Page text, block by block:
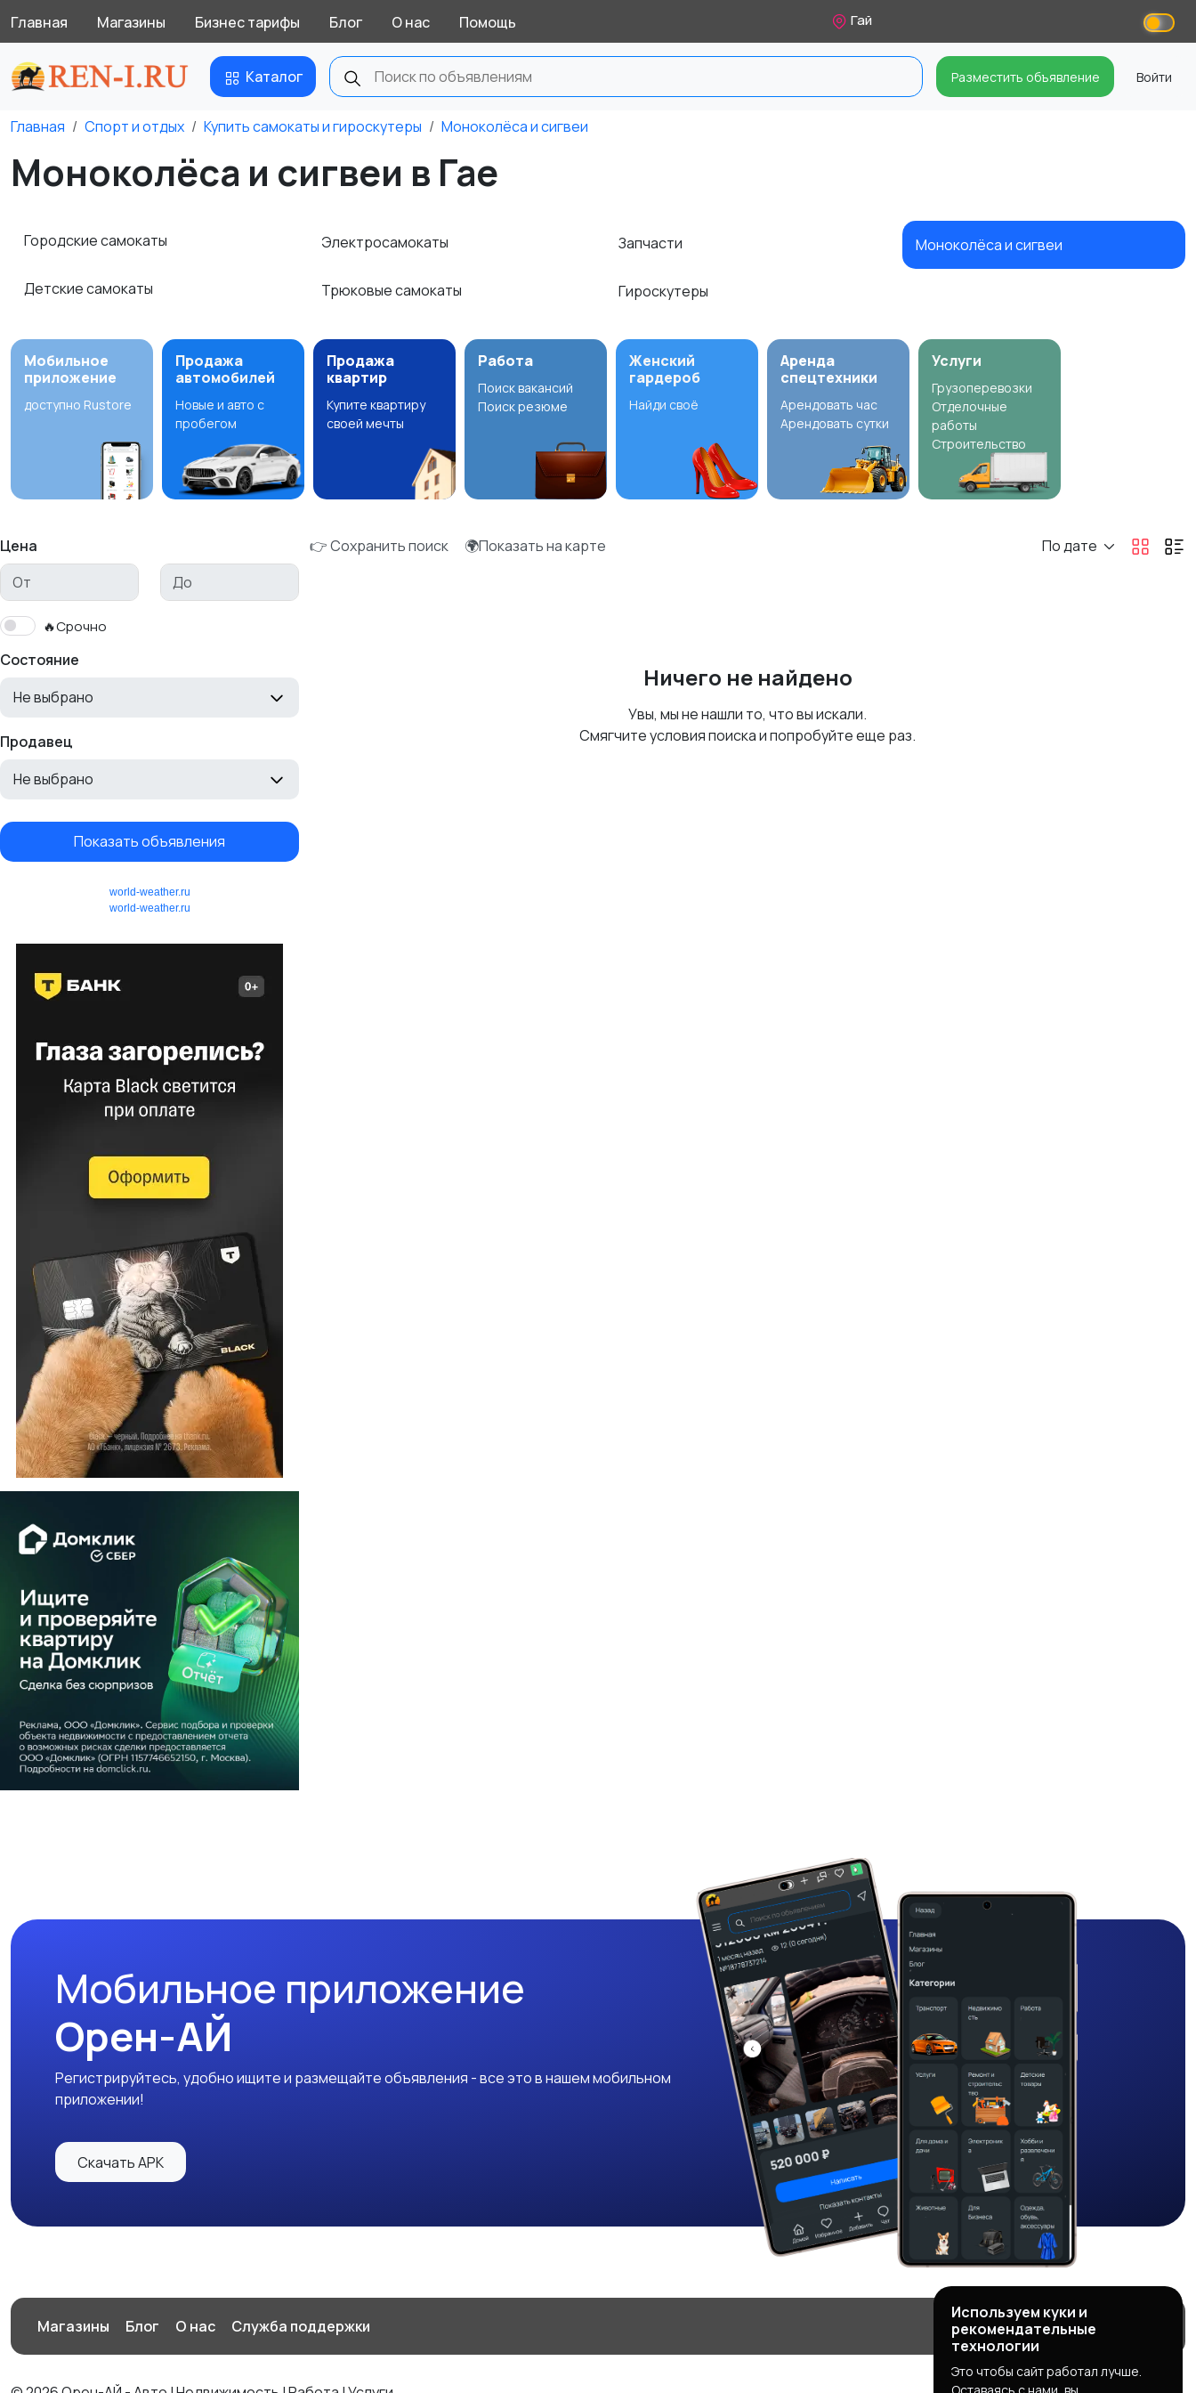
Главная Магазины Бизнес тарифы Блог О нас Помощь Гай
Каталог Разместить объявление Войти
Главная Спорт и отдых Купить самокаты и гироскутеры Моноколёса и сигвеи
Моноколёса и сигвеи в Гае
Городские самокаты
Детские самокаты
Электросамокаты
Трюковые самокаты
Запчасти
Гироскутеры
Моноколёса и сигвеи
Мобильное
приложение
доступно Rustore
Продажа
автомобилей
Новые и авто с
пробегом
Продажа
квартир
Купите квартиру
своей мечты
Работа
Поиск вакансий
Поиск резюме
Женский
гардероб
Найди своё
Аренда
спецтехники
Арендовать час
Арендовать сутки
Услуги
Грузоперевозки
Отделочные
работы
Строительство
Цена
🔥Срочно
Состояние
Не выбрано
Продавец
Не выбрано
Показать объявления
world-weather.ru
world-weather.ru
👉 Сохранить поиск 🌍Показать на карте По дате
Ничего не найдено
Увы, мы не нашли то, что вы искали.
Смягчите условия поиска и попробуйте еще раз.
Мобильное приложение
Орен-АЙ
Регистрируйтесь, удобно ищите и размещайте объявления - все это в нашем мобильном
приложении!
Скачать APK
Магазины Блог О нас Служба поддержки
Используем куки и
рекомендательные
технологии
Это чтобы сайт работал лучше.